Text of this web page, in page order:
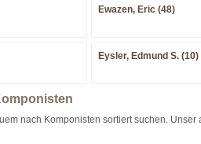
Ewazen, Eric (48)
Eysler, Edmund S. (10)
nach Komponisten sortiert suchen.